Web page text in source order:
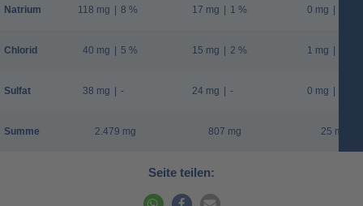
Natrium
Chlorid
Sulfat
Summe
118 mg | 8 %
40 mg | 5 %
38 mg | -
2.479 mg
17 mg | 1 %
15 mg | 2 %
24 mg | -
807 mg
0 mg |
1 mg |
0 mg |
25 mg
Seite teilen: